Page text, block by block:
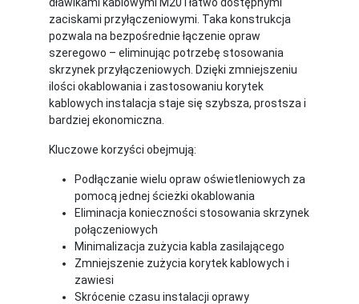
zaciskami przyłączeniowymi. Taka konstrukcja
pozwala na bezpośrednie łączenie opraw
szeregowo – eliminując potrzebę stosowania
skrzynek przyłączeniowych. Dzięki zmniejszeniu
ilości okablowania i zastosowaniu korytek
kablowych instalacja staje się szybsza, prostsza i
bardziej ekonomiczna.
Kluczowe korzyści obejmują:
Podłączanie wielu opraw oświetleniowych za
pomocą jednej ścieżki okablowania
Eliminacja konieczności stosowania skrzynek
połączeniowych
Minimalizacja zużycia kabla zasilającego
Zmniejszenie zużycia korytek kablowych i
zawiesi
Skrócenie czasu instalacji oprawy